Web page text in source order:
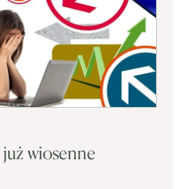
wiosenne